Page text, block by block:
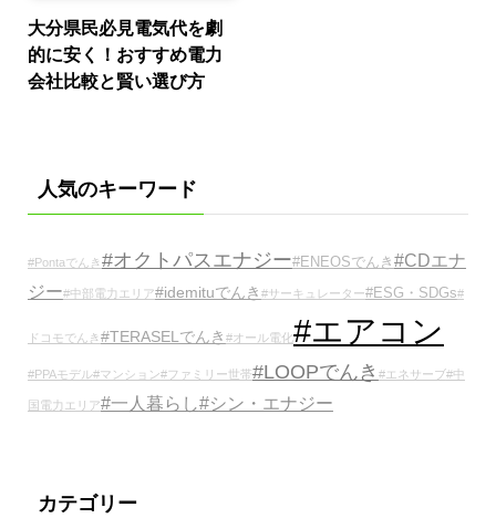
大分県民必見電気代を劇
的に安く！おすすめ電力
会社比較と賢い選び方
人気のキーワード
#Pontaでんき #オクトパスエナジー#ENEOSでんき #CDエナ
ジー#中部電力エリア#idemituでんき #サーキュレーター#ESG・SDGs#
ドコモでんき #TERASELでんき #オール電化#エアコン
#PPAモデル#マンション#ファミリー世帯#LOOPでんき #エネサーブ#中
国電力エリア#一人暮らし#シン・エナジー
カテゴリー